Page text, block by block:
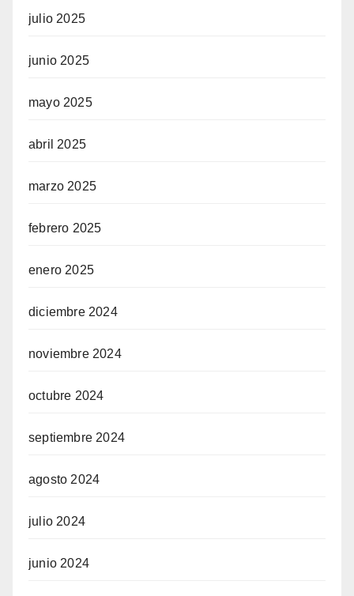
julio 2025
junio 2025
mayo 2025
abril 2025
marzo 2025
febrero 2025
enero 2025
diciembre 2024
noviembre 2024
octubre 2024
septiembre 2024
agosto 2024
julio 2024
junio 2024